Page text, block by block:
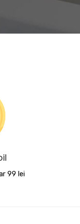
99 lei